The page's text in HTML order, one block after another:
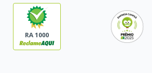
RA 1000